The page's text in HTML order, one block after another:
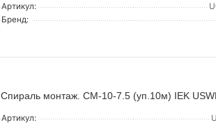
Артикул:
Бренд:
Спираль монтаж. СМ-10-7.5 (уп.10м) IEK
Артикул: